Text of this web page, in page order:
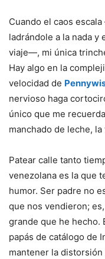
Cuando el caos
ladrándole a la nada y
viaje—, mi única
Hay algo en la
velocidad de
nervioso haga
único que me
manchado de leche,
Patear calle tanto
venezolana es la que
humor. Ser padre no
que nos vendieron;
grande que he hecho.
papás de catálogo de
mantener la distorsión